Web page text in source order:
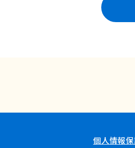
個人情報